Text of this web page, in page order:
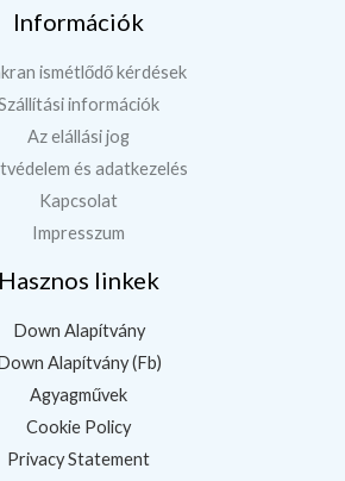
Információk
ismétlődő kérdések
információk
Az elállási jog
és adatkezelés
Kapcsolat
Impresszum
Hasznos linkek
Down Alapítvány
Alapítvány (Fb)
Agyagművek
Cookie Policy
Privacy Statement